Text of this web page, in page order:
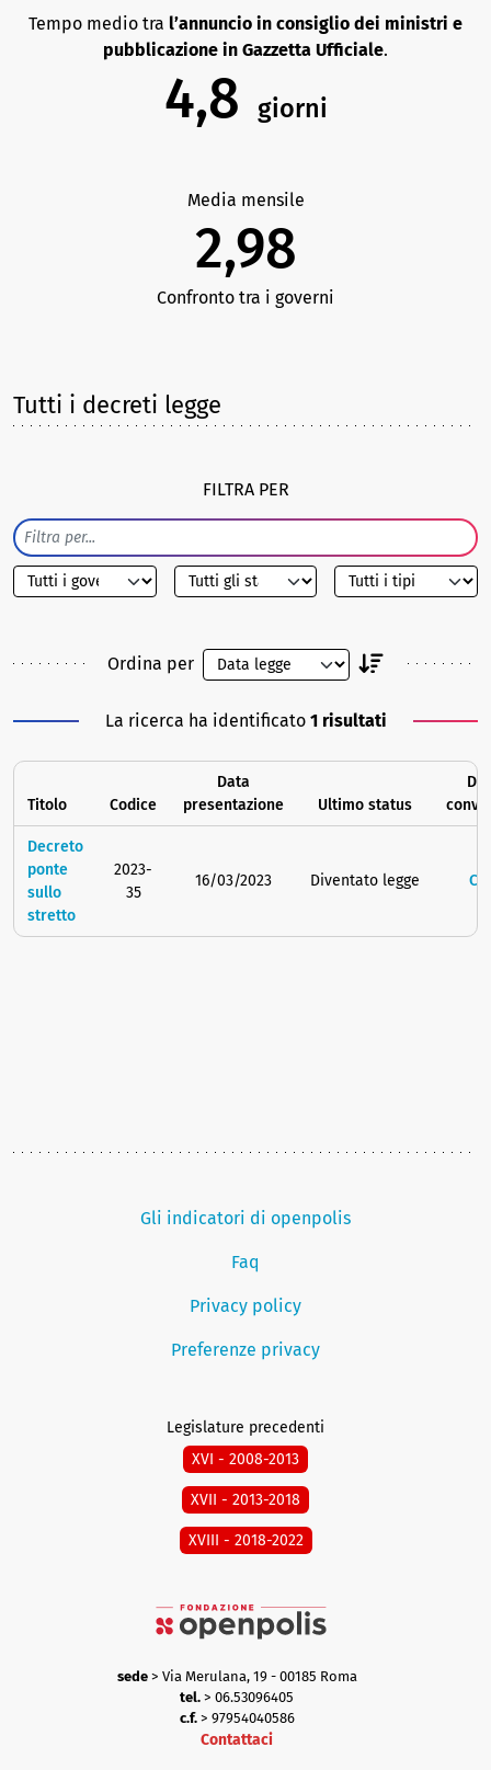
Tempo medio tra l’annuncio in consiglio dei ministri e
pubblicazione in Gazzetta Ufficiale.
4,8 giorni
Media mensile
2,98
Confronto tra i governi
Tutti i decreti legge
FILTRA PER
Ordina per
La ricerca ha identificato 1 risultati
Titolo Codice
Data
presentazione
Ultimo status
Decreto
ponte
sullo
stretto
2023-
35
16/03/2023 Diventato legge
Gli indicatori di openpolis
Faq
Privacy policy
Preferenze privacy
Legislature precedenti
XVI - 2008-2013
XVII - 2013-2018
XVIII - 2018-2022
sede> Via Merulana, 19 - 00185 Roma
tel. > 06.53096405
c.f.> 97954040586
Contattaci